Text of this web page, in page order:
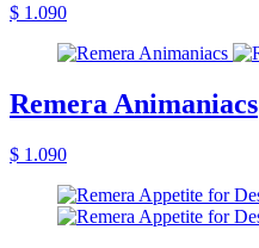
$ 1.090
Remera Animaniacs
$ 1.090